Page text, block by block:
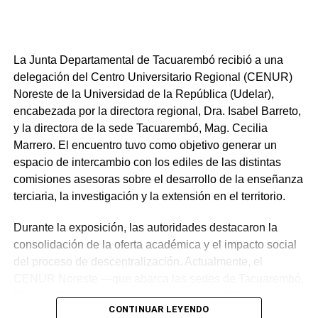
Felicitaciones por operativos y
reclamos de caminería
En el ámbito de la gestión y la seguridad, el suplente de
edil del Partido Nacional, Augusto Sánchez, brindó un
Específicamente, destacó el trabajo del Departamento de
Electricidad y los funcionarios de CHAFO por su apoyo
en tareas previas al partido entre Tacuarembó FC y
por su éxito antes, durante y después del encuentro
La Junta Departamental de Tacuarembó recibió a una
delegación del Centro Universitario Regional (CENUR)
Noreste de la Universidad de la República (Udelar),
encabezada por la directora regional, Dra. Isabel Barreto,
y la directora de la sede Tacuarembó, Mag. Cecilia
Marrero. El encuentro tuvo como objetivo generar un
espacio de intercambio con los ediles de las distintas
comisiones asesoras sobre el desarrollo de la enseñanza
terciaria, la investigación y la extensión en el territorio.
Durante la exposición, las autoridades destacaron la
consolidación de la oferta académica y el impacto social
del proceso de descentralización. Actualmente, el
Rivera y Cerro Largo— registra más de 6.700 estudiantes
activos. Según los datos presentados, aproximadamente
CONTINUAR LEYENDO